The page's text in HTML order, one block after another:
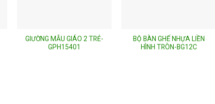
GIƯỜNG MẪU GIÁO 2 TRẺ-
GPH15401
BỘ BÀN GHẾ NHỰA LIỀN
HÌNH TRÒN-BG12C